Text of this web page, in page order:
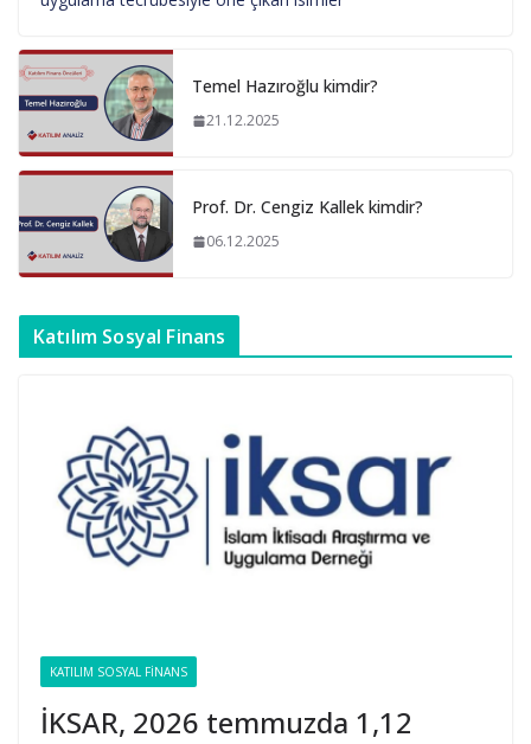
Temel Hazıroğlu kimdir?
21.12.2025
Prof. Dr. Cengiz Kallek kimdir?
06.12.2025
Katılım Sosyal Finans
KATILIM SOSYAL FINANS
İKSAR, 2026 temmuzda 1,12